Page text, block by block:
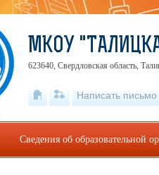
МКОУ
623640, Свердловская область,
Написать письмо
Сведения об образовательной